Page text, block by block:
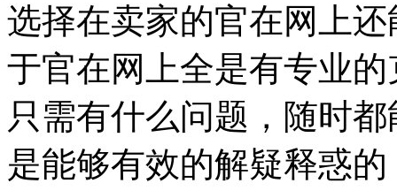
选择在卖家的官在网上
于官在网上全是有专业
只需有什么问题，随时
是能够有效的解疑释惑